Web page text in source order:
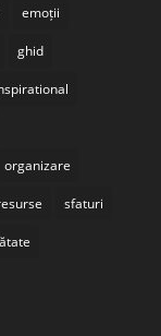
emoții
ghid
organizare
sfaturi